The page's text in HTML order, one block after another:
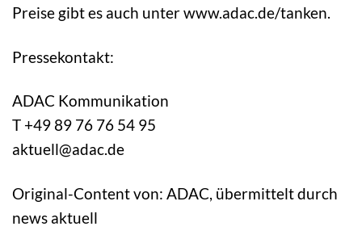
Preise gibt es auch unter www.adac.de/tanken.
Pressekontakt:
ADAC Kommunikation
T +49 89 76 76 54 95
aktuell@adac.de
Original-Content von: ADAC, übermittelt durch
news aktuell